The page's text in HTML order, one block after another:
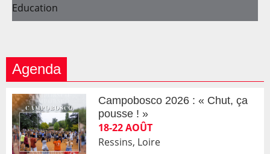
Education
Agenda
Campobosco 2026 : « Chut, ça
pousse ! »
18-22 AOÛT
Ressins, Loire